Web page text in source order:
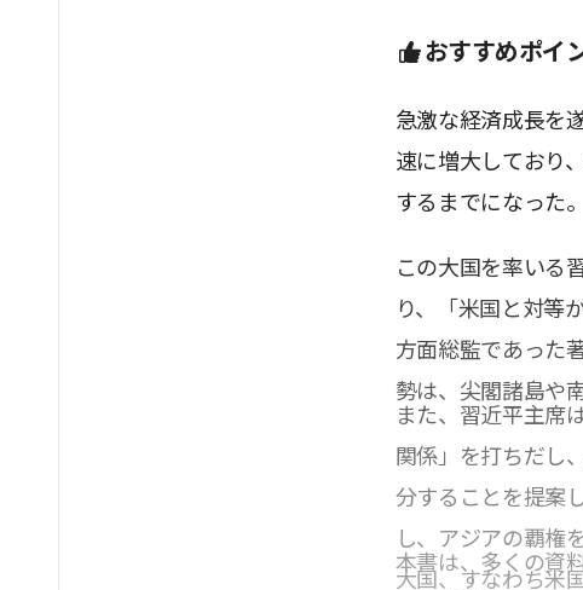
おすすめポイ
急激な経済成長を
速に増大しており
するまでになった。
この大国を率いる
り、「米国と対等
方面総監であった
勢は、尖閣諸島や
また、習近平主席
関係」を打ちだし
分することを提案
し、アジアの覇権
大国、すなわち米
本書は、多くの資